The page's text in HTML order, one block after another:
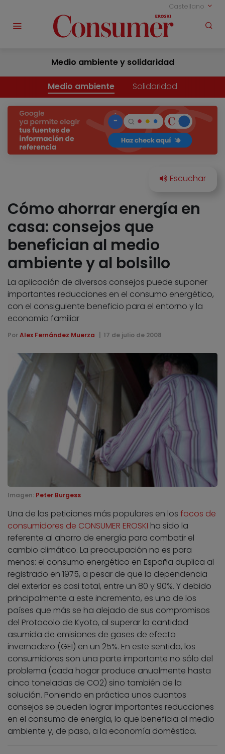
Castellano
Medio ambiente y solidaridad
Medio ambiente Solidaridad
Cómo ahorrar energía en
casa: consejos que
benefician al medio
ambiente y al bolsillo
La aplicación de diversos consejos puede suponer
importantes reducciones en el consumo energético,
con el consiguiente beneficio para el entorno y la
economía familiar
Por Alex Fernández Muerza 17 de julio de 2008
Imagen: Peter Burgess
Una de las peticiones más populares en los focos de
consumidores de CONSUMER EROSKI ha sido la
referente al ahorro de energía para combatir el
cambio climático. La preocupación no es para
menos: el consumo energético en España duplica al
registrado en 1975, a pesar de que la dependencia
del exterior es casi total, entre un 80 y 90%. Y debido
principalmente a este incremento, es uno de los
países que más se ha alejado de sus compromisos
del Protocolo de Kyoto, al superar la cantidad
asumida de emisiones de gases de efecto
invernadero (GEI) en un 25%. En este sentido, los
consumidores son una parte importante no sólo del
problema (cada hogar produce anualmente hasta
cinco toneladas de CO2) sino también de la
solución. Poniendo en práctica unos cuantos
consejos se pueden lograr importantes reducciones
en el consumo de energía, lo que beneficia al medio
ambiente y, de paso, a la economía doméstica.